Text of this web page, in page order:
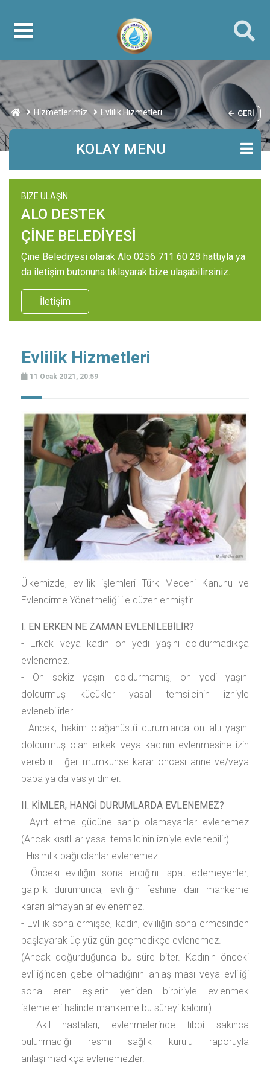
Hi̇zmetleri̇mi̇z Evlilik Hizmetleri GERI
KOLAY MENU
BIZE ULAŞIN
ALO DESTEK
ÇİNE BELEDİYESİ
Çine Belediyesi olarak Alo 0256 711 60 28 hattıyla ya
da iletişim butonuna tıklayarak bize ulaşabilirsiniz.
İletişim
Evlilik Hizmetleri
11 Ocak 2021, 20:59
Ülkemizde, evlilik işlemleri Türk Medeni Kanunu ve
Evlendirme Yönetmeliği ile düzenlenmiştir.
I. EN ERKEN NE ZAMAN EVLENİLEBİLİR?
- Erkek veya kadın on yedi yaşını doldurmadıkça
evlenemez.
- On sekiz yaşını doldurmamış, on yedi yaşını
doldurmuş küçükler yasal temsilcinin izniyle
evlenebilirler.
- Ancak, hakim olağanüstü durumlarda on altı yaşını
doldurmuş olan erkek veya kadının evlenmesine izin
verebilir. Eğer mümkünse karar öncesi anne ve/veya
baba ya da vasiyi dinler.
II. KİMLER, HANGİ DURUMLARDA EVLENEMEZ?
- Ayırt etme gücüne sahip olamayanlar evlenemez
(Ancak kısıtlılar yasal temsilcinin izniyle evlenebilir)
- Hısımlık bağı olanlar evlenemez.
- Önceki evliliğin sona erdiğini ispat edemeyenler;
gaiplik durumunda, evliliğin feshine dair mahkeme
kararı almayanlar evlenemez.
- Evlilik sona ermişse, kadın, evliliğin sona ermesinden
başlayarak üç yüz gün geçmedikçe evlenemez.
(Ancak doğurduğunda bu süre biter. Kadının önceki
evliliğinden gebe olmadığının anlaşılması veya evliliği
sona eren eşlerin yeniden birbiriyle evlenmek
istemeleri halinde mahkeme bu süreyi kaldırır)
- Akıl hastaları, evlenmelerinde tıbbi sakınca
bulunmadığı resmi sağlık kurulu raporuyla
anlaşılmadıkça evlenemezler.